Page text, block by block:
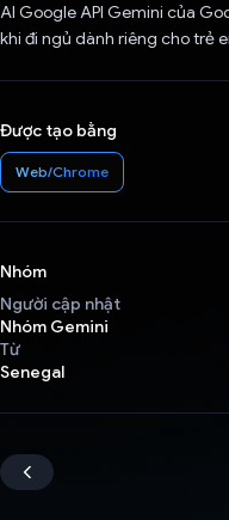
AI Google API Gemini của
khi đi ngủ dành riêng cho trẻ
Được tạo bằng
Web/Chrome
Nhóm
Người cập nhật
Nhóm Gemini
Từ
Senegal